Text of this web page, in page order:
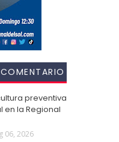
COMENTARIO
preventiva
en la Regional
06, 2026